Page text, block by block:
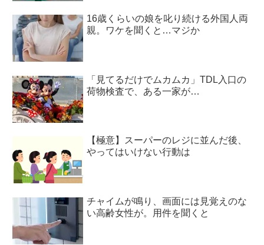
16歳くらいの娘を叱り続ける外国人両
親。ワケを聞くと…マジか
「見てるだけでムカムカ」TDL入口の
荷物検査で、ある一家が…
【極意】スーパーのレジに並んだ後、
やってはいけない行動は
チャイムが鳴り、画面には見覚えのな
い高齢女性が。用件を聞くと